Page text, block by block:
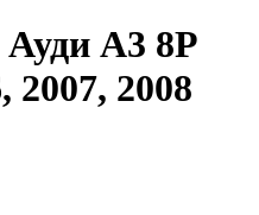
А3 8Р
2007, 2008